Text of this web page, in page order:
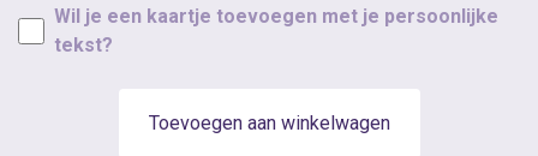
Wil je een kaartje toevoegen met je persoonlijke
tekst?
Toevoegen aan winkelwagen